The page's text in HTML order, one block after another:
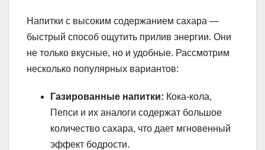
Напитки с высоким содержанием сахара —
быстрый способ ощутить прилив энергии. Они
не только вкусные, но и удобные. Рассмотрим
несколько популярных вариантов:
Газированные напитки: Кока-кола,
Пепси и их аналоги содержат большое
количество сахара, что дает мгновенный
эффект бодрости.